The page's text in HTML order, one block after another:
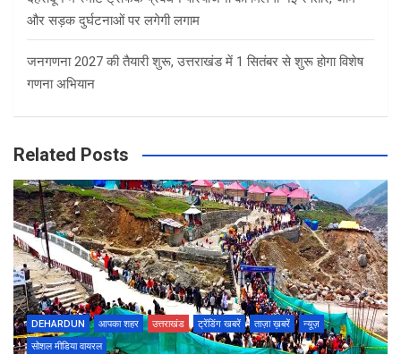
और सड़क दुर्घटनाओं पर लगेगी लगाम
जनगणना 2027 की तैयारी शुरू, उत्तराखंड में 1 सितंबर से शुरू होगा विशेष
गणना अभियान
Related Posts
DEHARDUN आपका शहर उत्तराखंड ट्रेंडिंग खबरें ताज़ा ख़बरें
न्यूज़
सोशल मीडिया वायरल